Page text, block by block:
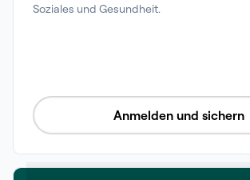
Soziales und Gesundheit.
Anmelden und sichern